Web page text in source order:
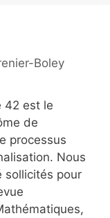
Boley
42 est le
de
processus
Nous
sollicités pour